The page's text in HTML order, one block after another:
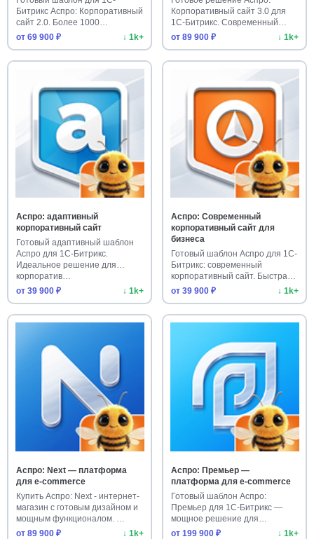
Битрикс Аспро: Корпоративный
сайт 2.0. Более 1000
установо…
от 69 900 ₽ ↓ 1k+
Корпоративный сайт 3.0 для
1С-Битрикс. Современный
шаблон…
от 89 900 ₽ ↓ 1k+
Аспро: адаптивный
корпоративный сайт
Готовый адаптивный шаблон
Аспро для 1С-Битрикс.
Идеальное решение для
корпоратив…
от 39 900 ₽
↓ 1k+
Аспро: Современный
корпоративный сайт для
бизнеса
Готовый шаблон Аспро для 1С-
Битрикс: современный
корпоративный сайт. Быстрая
уст…
от 39 900 ₽ ↓ 1k+
Аспро: Next — платформа
для e-commerce
Купить Аспро: Next - интернет-
магазин с готовым дизайном и
мощным функционалом. …
от 89 900 ₽
↓ 1k+
Аспро: Премьер —
платформа для e-commerce
Готовый шаблон Аспро:
Премьер для 1С-Битрикс —
мощное решение для
интернет-магаз…
от 199 900 ₽ ↓ 1k+